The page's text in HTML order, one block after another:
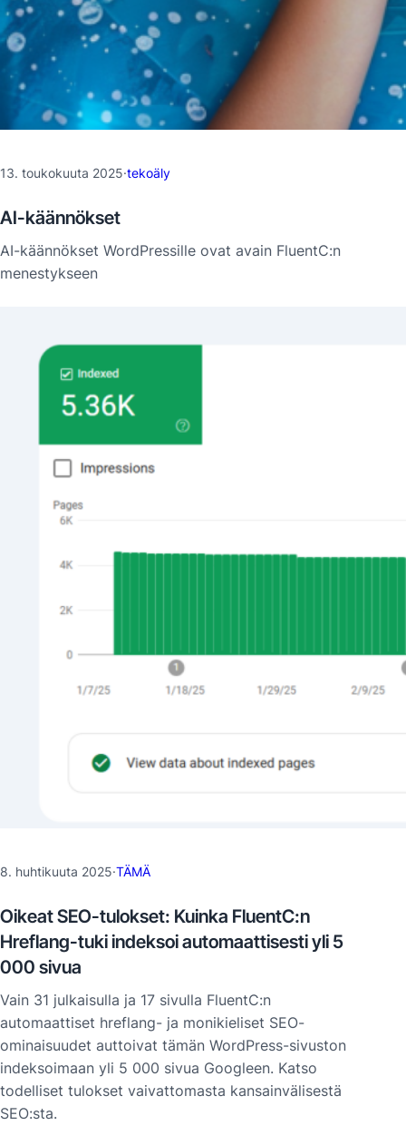
13. toukokuuta 2025·tekoäly
AI-käännökset
AI-käännökset WordPressille ovat avain FluentC:n
menestykseen
8. huhtikuuta 2025·TÄMÄ
Oikeat SEO-tulokset: Kuinka FluentC:n
Hreflang-tuki indeksoi automaattisesti yli 5
000 sivua
Vain 31 julkaisulla ja 17 sivulla FluentC:n
automaattiset hreflang- ja monikieliset SEO-
ominaisuudet auttoivat tämän WordPress-sivuston
indeksoimaan yli 5 000 sivua Googleen. Katso
todelliset tulokset vaivattomasta kansainvälisestä
SEO:sta.